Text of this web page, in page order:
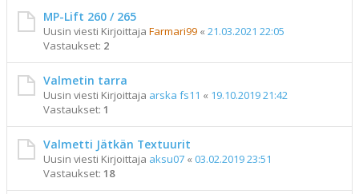
MP-Lift 260 / 265
Uusin viesti Kirjoittaja Farmari99 « 21.03.2021 22:05
Vastaukset: 2
Valmetin tarra
Uusin viesti Kirjoittaja arska fs11 « 19.10.2019 21:42
Vastaukset: 1
Valmetti Jätkän Textuurit
Uusin viesti Kirjoittaja aksu07 « 03.02.2019 23:51
Vastaukset: 18